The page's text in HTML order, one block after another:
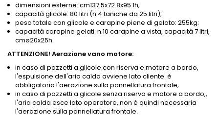
dimensioni esterne: cm137.5x72.8x95.1h;
capacità glicole: 80 litri (n.4 taniche da 25 litri);
peso totale con glicole e carapine piene di gelato: 255kg;
capacità carapine gelati: n.10 carapine a vista, capacità 7 litri,
cmø20x25h.
ATTENZIONE! Aerazione vano motore:
in caso di pozzetti a glicole con riserva e motore a bordo,
l'espulsione dell'aria calda avviene lato cliente: è
obbligatoria l'aerazione sulla pannellatura frontale;
in caso di pozzetti a glicole senza riserva e motore a bordo,,
l'aria calda esce lato operatore, non è quindi necessaria
l'aerazione sulla pannellatura frontale.